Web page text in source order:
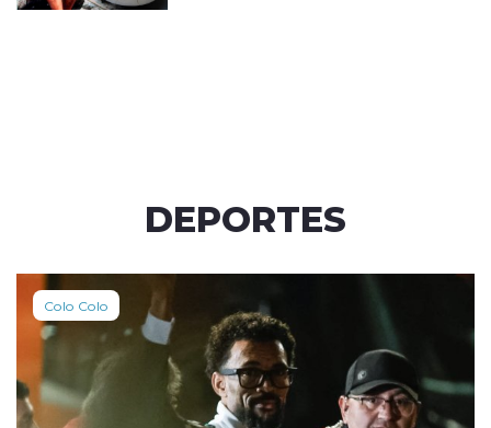
DEPORTES
Colo Colo